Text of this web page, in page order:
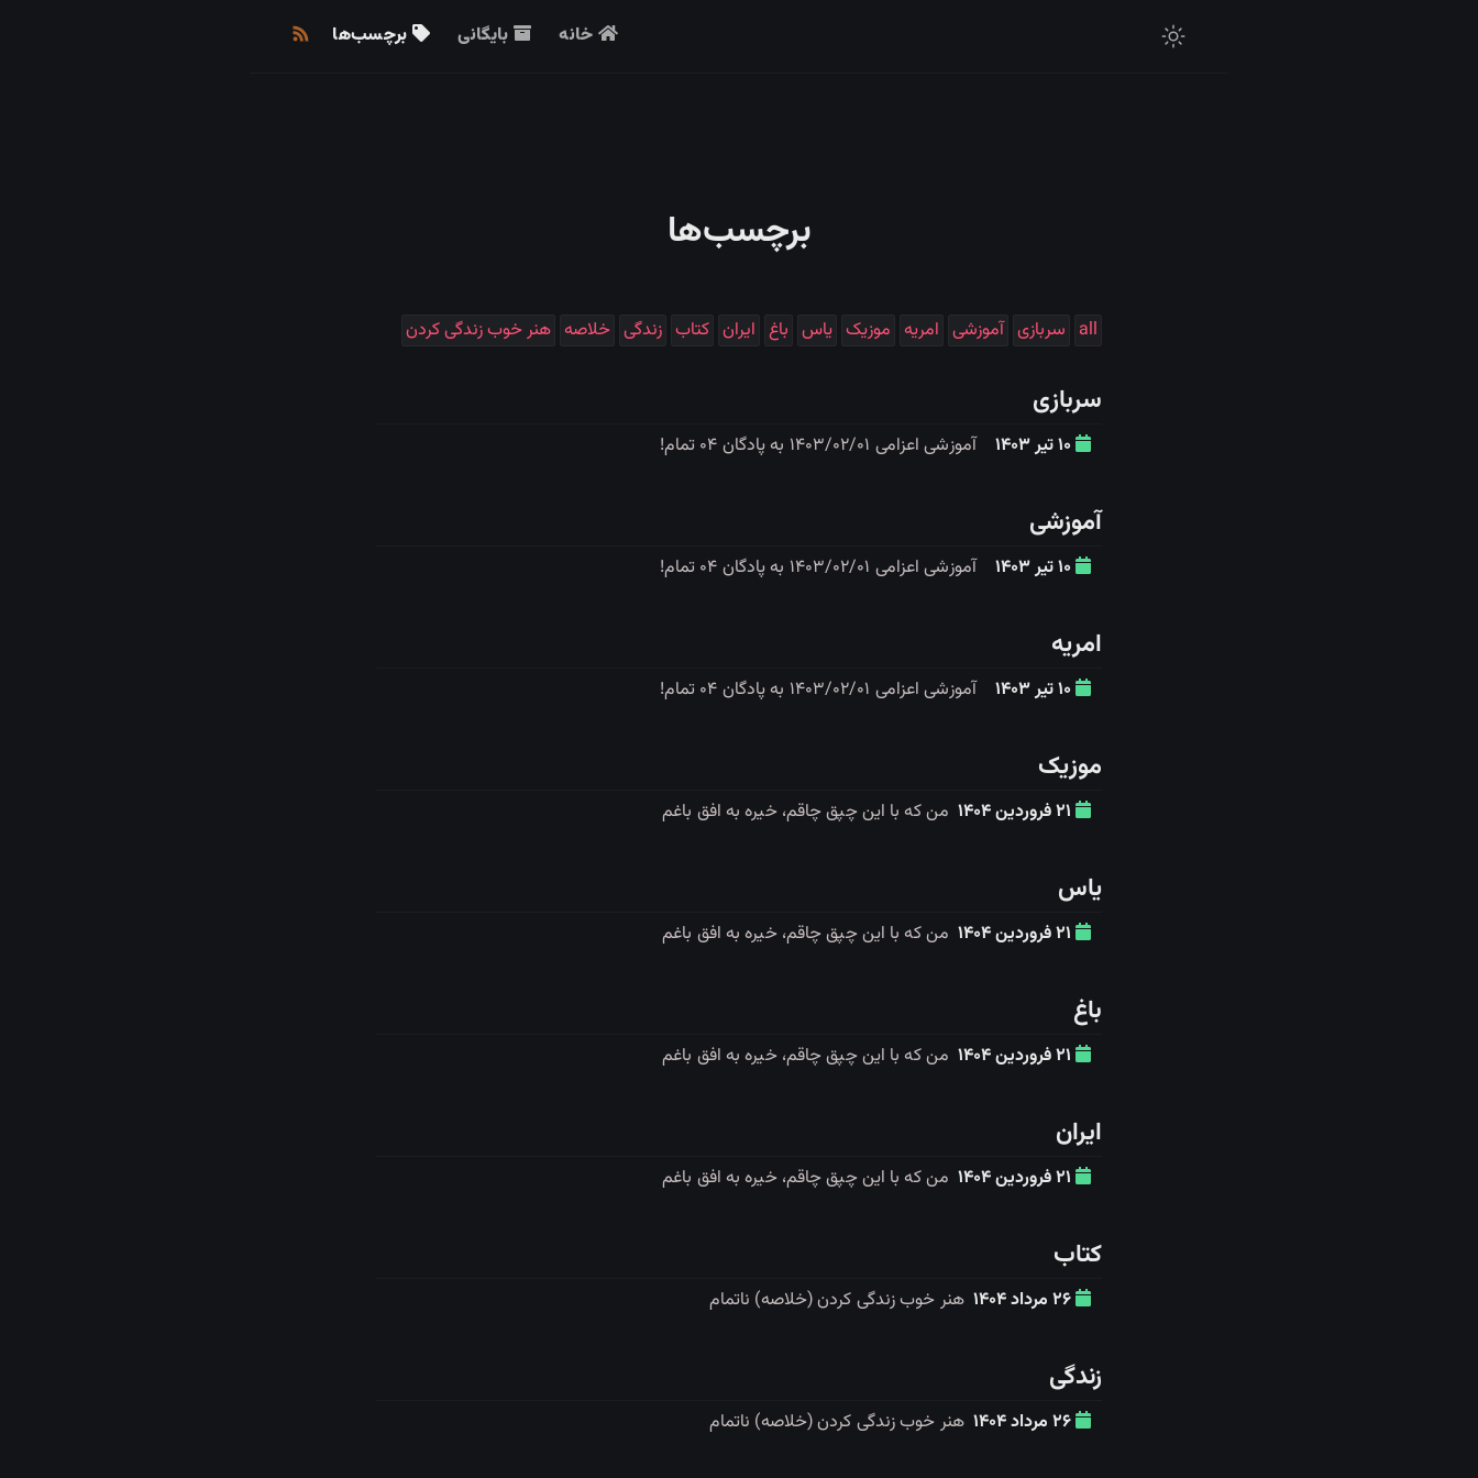
خانه بایگانی برچسب‌ها
برچسب‌ها
all سربازی آموزشی امریه موزیک یاس باغ ایران کتاب زندگی خلاصه هنر خوب زندگی کردن
سربازی
۱۰ تیر ۱۴۰۳ آموزشی اعزامی ۱۴۰۳/۰۲/۰۱ به پادگان ۰۴ تمام!
آموزشی
۱۰ تیر ۱۴۰۳ آموزشی اعزامی ۱۴۰۳/۰۲/۰۱ به پادگان ۰۴ تمام!
امریه
۱۰ تیر ۱۴۰۳ آموزشی اعزامی ۱۴۰۳/۰۲/۰۱ به پادگان ۰۴ تمام!
موزیک
۲۱ فروردین ۱۴۰۴ من که با این چپق چاقم، خیره به افق باغم
یاس
۲۱ فروردین ۱۴۰۴ من که با این چپق چاقم، خیره به افق باغم
باغ
۲۱ فروردین ۱۴۰۴ من که با این چپق چاقم، خیره به افق باغم
ایران
۲۱ فروردین ۱۴۰۴ من که با این چپق چاقم، خیره به افق باغم
کتاب
۲۶ مرداد ۱۴۰۴ هنر خوب زندگی کردن (خلاصه) ناتمام
زندگی
۲۶ مرداد ۱۴۰۴ هنر خوب زندگی کردن (خلاصه) ناتمام